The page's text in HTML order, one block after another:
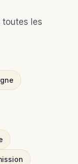
toutes les